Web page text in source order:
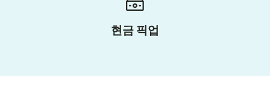
현금 픽업